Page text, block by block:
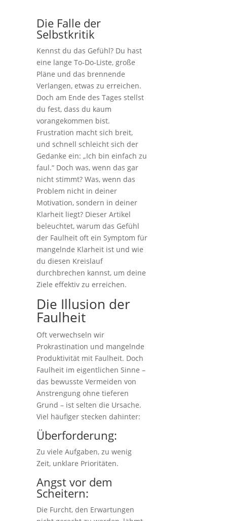
Die Falle der
Selbstkritik
Kennst du das Gefühl? Du hast
eine lange To-Do-Liste, große
Pläne und das brennende
Verlangen, etwas zu erreichen.
Doch am Ende des Tages stellst
du fest, dass du kaum
vorangekommen bist.
Frustration macht sich breit,
und schnell schleicht sich der
Gedanke ein: „Ich bin einfach zu
faul.“ Doch was, wenn das gar
nicht stimmt? Was, wenn das
Problem nicht in deiner
Motivation, sondern in deiner
Klarheit liegt? Dieser Artikel
beleuchtet, warum das Gefühl
der Faulheit oft ein Symptom für
mangelnde Klarheit ist und wie
du diesen Kreislauf
durchbrechen kannst, um deine
Ziele effektiv zu erreichen.
Die Illusion der
Faulheit
Oft verwechseln wir
Prokrastination und mangelnde
Produktivität mit Faulheit. Doch
Faulheit im eigentlichen Sinne –
das bewusste Vermeiden von
Anstrengung ohne tieferen
Grund – ist selten die Ursache.
Viel häufiger stecken dahinter:
Überforderung:
Zu viele Aufgaben, zu wenig
Zeit, unklare Prioritäten.
Angst vor dem
Scheitern:
Die Furcht, den Erwartungen